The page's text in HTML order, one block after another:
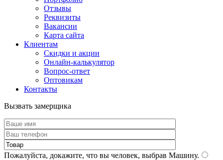
Отзывы
Реквизиты
Вакансии
Карта сайта
Клиентам
Скидки и акции
Онлайн-калькулятор
Вопрос-ответ
Оптовикам
Контакты
Вызвать замерщика
Пожалуйста, докажите, что вы человек, выбрав Машину.